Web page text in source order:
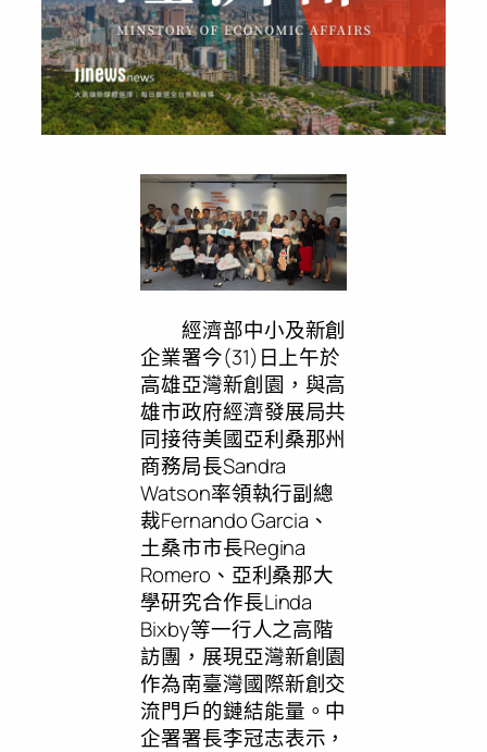
經濟部中小及新創
企業署今(31)日上午於
高雄亞灣新創園，與高
雄市政府經濟發展局共
同接待美國亞利桑那州
商務局長Sandra
Watson率領執行副總
裁Fernando Garcia、
土桑市市長Regina
Romero、亞利桑那大
學研究合作長Linda
Bixby等一行人之高階
訪團，展現亞灣新創園
作為南臺灣國際新創交
流門戶的鏈結能量。中
企署署長李冠志表示，